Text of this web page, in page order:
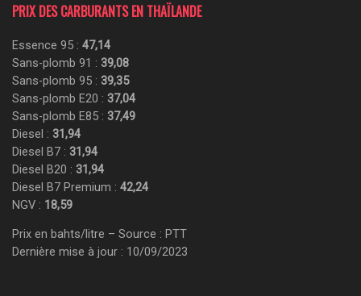
PRIX DES CARBURANTS EN THAÏLANDE
Essence 95 : 47,14
Sans-plomb 91 : 39,08
Sans-plomb 95 : 39,35
Sans-plomb E20 : 37,04
Sans-plomb E85 : 37,49
Diesel : 31,94
Diesel B7 : 31,94
Diesel B20 : 31,94
Diesel B7 Premium : 42,24
NGV : 18,59
Prix en bahts/litre – Source : PTT
Dernière mise à jour : 10/09/2023